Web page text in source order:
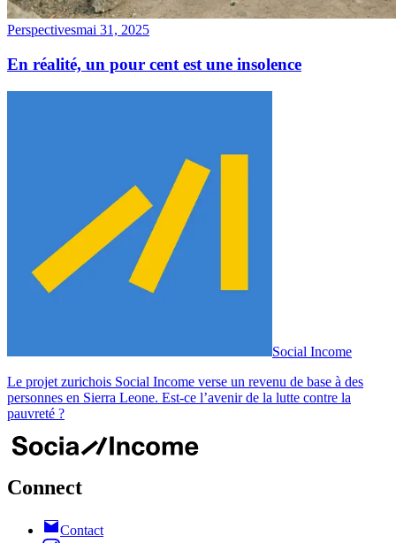
Perspectivesmai 31, 2025
En réalité, un pour cent est une insolence
Social Income
Le projet zurichois Social Income verse un revenu de base à des
personnes en Sierra Leone. Est-ce l’avenir de la lutte contre la
pauvreté ?
Connect
Contact